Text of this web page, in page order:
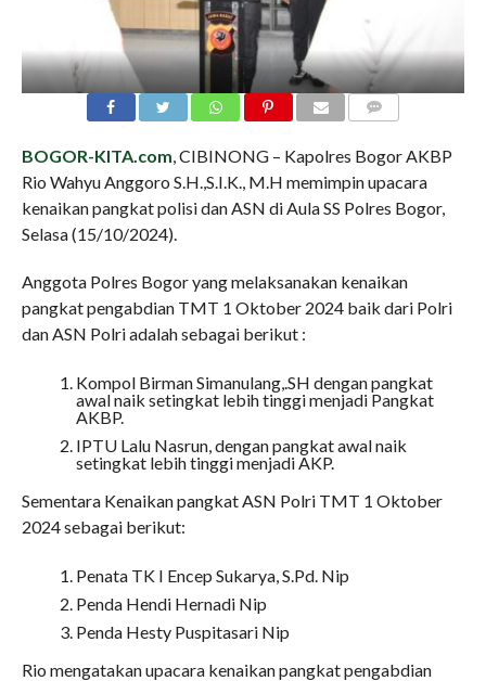
BOGOR-KITA.com , CIBINONG – Kapolres Bogor AKBP
Rio Wahyu Anggoro S.H.,S.I.K., M.H memimpin upacara
kenaikan pangkat polisi dan ASN di Aula SS Polres Bogor,
Selasa (15/10/2024).
Anggota Polres Bogor yang melaksanakan kenaikan
pangkat pengabdian TMT 1 Oktober 2024 baik dari Polri
dan ASN Polri adalah sebagai berikut :
Kompol Birman Simanulang,.SH dengan pangkat
awal naik setingkat lebih tinggi menjadi Pangkat
AKBP.
IPTU Lalu Nasrun, dengan pangkat awal naik
setingkat lebih tinggi menjadi AKP.
Sementara Kenaikan pangkat ASN Polri TMT 1 Oktober
2024 sebagai berikut:
Penata TK I Encep Sukarya, S.Pd. Nip
Penda Hendi Hernadi Nip
Penda Hesty Puspitasari Nip
Rio mengatakan upacara kenaikan pangkat pengabdian